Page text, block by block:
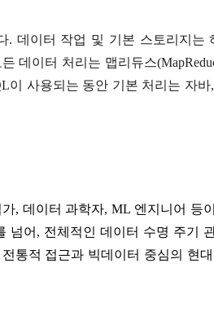
데이터 작업 및 기본 스토리지는
데이터 처리는 맵리듀스
이 사용되는 동안 기본 처리는 자
, 데이터 과학자, ML 엔지니어 등
어, 전체적인 데이터 수명 주기
통적 접근과 빅데이터 중심의 현